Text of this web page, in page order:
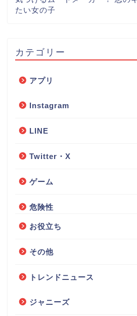
たい女の子
カテゴリー
アプリ
Instagram
LINE
Twitter・X
ゲーム
危険性
お役立ち
その他
トレンドニュース
ジャニーズ